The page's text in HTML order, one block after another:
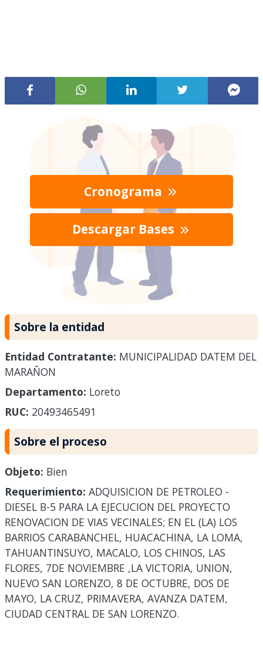
Cronograma
Descargar Bases
Sobre la entidad
Entidad Contratante: MUNICIPALIDAD DATEM DEL
MARAÑON
Departamento: Loreto
RUC: 20493465491
Sobre el proceso
Objeto: Bien
Requerimiento: ADQUISICION DE PETROLEO -
DIESEL B-5 PARA LA EJECUCION DEL PROYECTO
RENOVACION DE VIAS VECINALES; EN EL (LA) LOS
BARRIOS CARABANCHEL, HUACACHINA, LA LOMA,
TAHUANTINSUYO, MACALO, LOS CHINOS, LAS
FLORES, 7DE NOVIEMBRE ,LA VICTORIA, UNION,
NUEVO SAN LORENZO, 8 DE OCTUBRE, DOS DE
MAYO, LA CRUZ, PRIMAVERA, AVANZA DATEM,
CIUDAD CENTRAL DE SAN LORENZO.